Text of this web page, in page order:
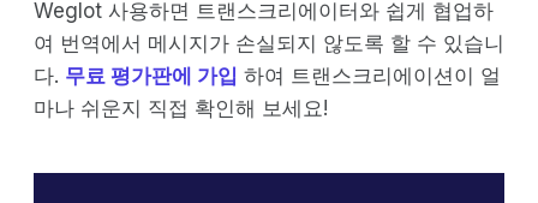
Weglot 사용하면 트랜스크리에이터와 쉽게 협업하
여 번역에서 메시지가 손실되지 않도록 할 수 있습니
다. 무료 평가판에 가입 하여 트랜스크리에이션이 얼
마나 쉬운지 직접 확인해 보세요!